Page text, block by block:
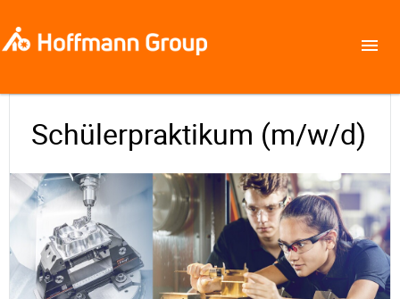
Schülerpraktikum (m/w/d)